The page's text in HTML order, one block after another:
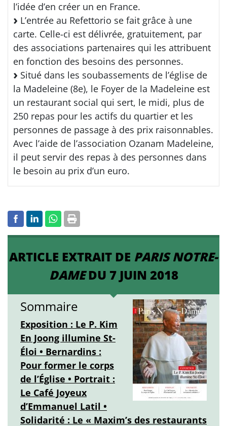
l’idée d’en créer un en France.
L’entrée au Refettorio se fait grâce à une
carte. Celle-ci est délivrée, gratuitement, par
des associations partenaires qui les attribuent
en fonction des besoins des personnes.
Situé dans les soubassements de l’église de
la Madeleine (8e), le Foyer de la Madeleine est
un restaurant social qui sert, le midi, plus de
250 repas pour les actifs du quartier et les
personnes de passage à des prix raisonnables.
Avec l’aide de l’association Ozanam Madeleine,
il peut servir des repas à des personnes dans
le besoin au prix d’un euro.
ARTICLE EXTRAIT DE PARIS NOTRE-
DAMEDU 7 JUIN 2018
Sommaire
Exposition : Le P. Kim
En Joong illumine St-
Éloi • Bernardins :
Pour former le corps
de l’Église • Portrait :
Le Café Joyeux
d’Emmanuel Latil •
Solidarité : Le « Maxim’s des restaurants